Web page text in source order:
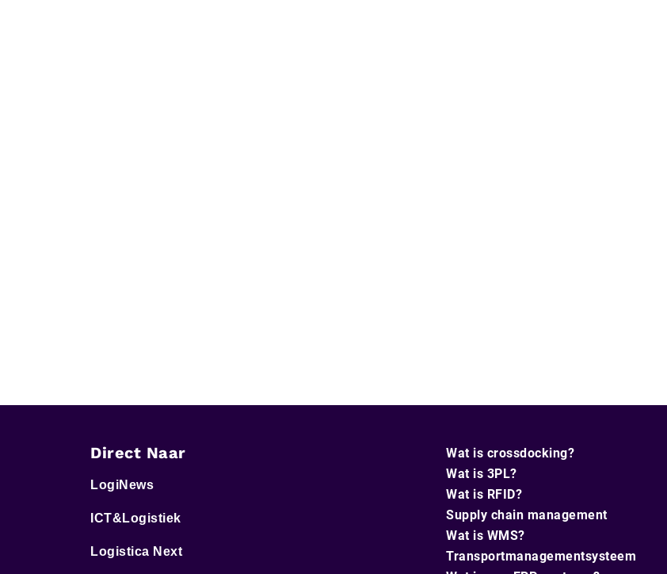
Direct Naar
LogiNews
ICT&Logistiek
Logistica Next
Wat is crossdocking?
Wat is 3PL?
Wat is RFID?
Supply chain management
Wat is WMS?
Transportmanagementsysteem